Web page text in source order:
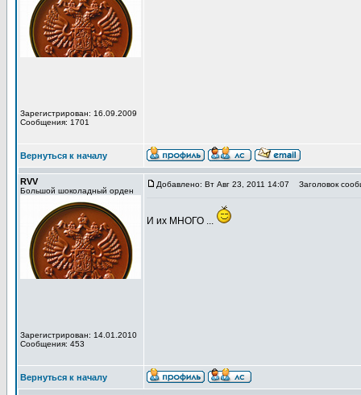
Зарегистрирован: 16.09.2009
Сообщения: 1701
Вернуться к началу
RVV
Большой шоколадный орден
Зарегистрирован: 14.01.2010
Сообщения: 453
Добавлено: Вт Авг 23, 2011 14:07 Заголовок
И их МНОГО ...
Вернуться к началу